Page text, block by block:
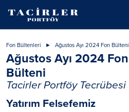
Fon Bültenleri Ağustos Ayı 2024 Fon Bülteni
Ağustos Ayı 2024 Fon
Bülteni
Tacirler Portföy Tecrübesi
Yatırım Felsefemiz